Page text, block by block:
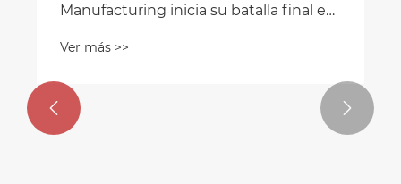
Manufacturing inicia su batalla final en
inventario para aprovechar el impulso
Ver más >>
 